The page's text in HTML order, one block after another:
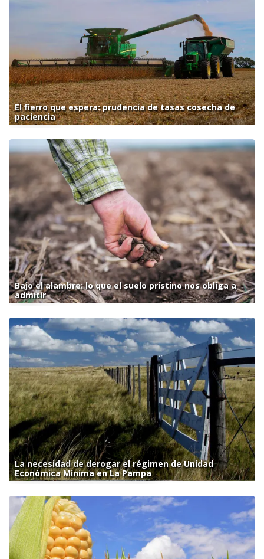
El fierro que espera: prudencia de tasas cosecha de
paciencia
Bajo el alambre: lo que el suelo prístino nos obliga a
admitir
La necesidad de derogar el régimen de Unidad
Económica Mínima en La Pampa